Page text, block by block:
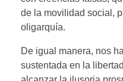
de la movilidad social,
oligarquía.
De igual manera, nos
sustentada en la